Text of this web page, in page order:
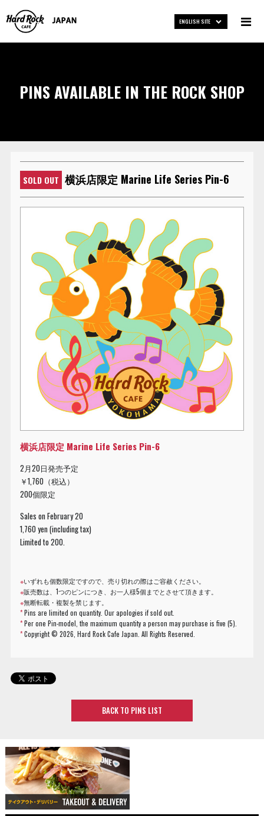
ENGLISH SITE
PINS AVAILABLE IN THE ROCK SHOP
SOLD OUT 横浜店限定 Marine Life Series Pin-6
横浜店限定 Marine Life Series Pin-6
2月20日発売予定
￥1,760（税込）
200個限定
Sales on February 20
1,760 yen (including tax)
Limited to 200.
※いずれも個数限定ですので、売り切れの際はご容赦ください。
※販売数は、1つのピンにつき、お一人様5個までとさせて頂きます。
※無断転載・複製を禁じます。
*Pins are limited on quantity. Our apologies if sold out.
*Per one Pin-model, the maximum quantity a person may purchase is five (5).
*Copyright ©2026, Hard Rock Cafe Japan. All Rights Reserved.
BACK TO PINS LIST